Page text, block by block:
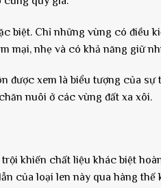
biệt. Chỉ những vùng có điều
mại, nhẹ và có khả năng giữ
được xem là biểu tượng của sự
nuôi ở các vùng đất xa xôi.
khiến chất liệu khác biệt
của loại len này qua hàng thế